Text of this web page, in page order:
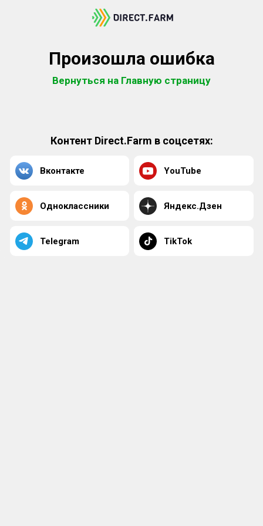
Произошла ошибка
Вернуться на Главную страницу
Контент Direct.Farm в соцсетях:
Вконтакте YouTube
Одноклассники Яндекс.Дзен
Telegram TikTok